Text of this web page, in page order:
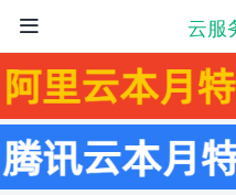
云服
